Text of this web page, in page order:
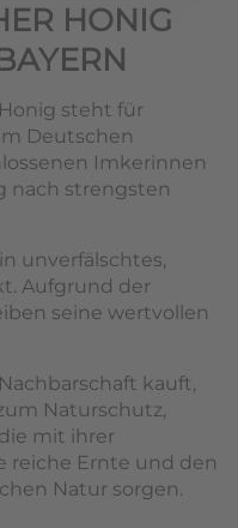
HONIG
steht für
Deutschen
Imkerinnen
nach strengsten
unverfälschtes,
Aufgrund der
seine wertvollen
kauft,
Naturschutz,
mit ihrer
reiche Ernte und den
Natur sorgen.